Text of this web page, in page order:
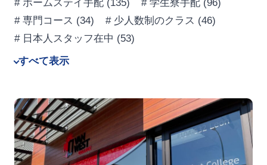
# ホームステイ手配(135) # 学生寮手配 (96)
# 専門コース (34) # 少人数制のクラス (46)
# 日本人スタッフ在中 (53)
すべて表示